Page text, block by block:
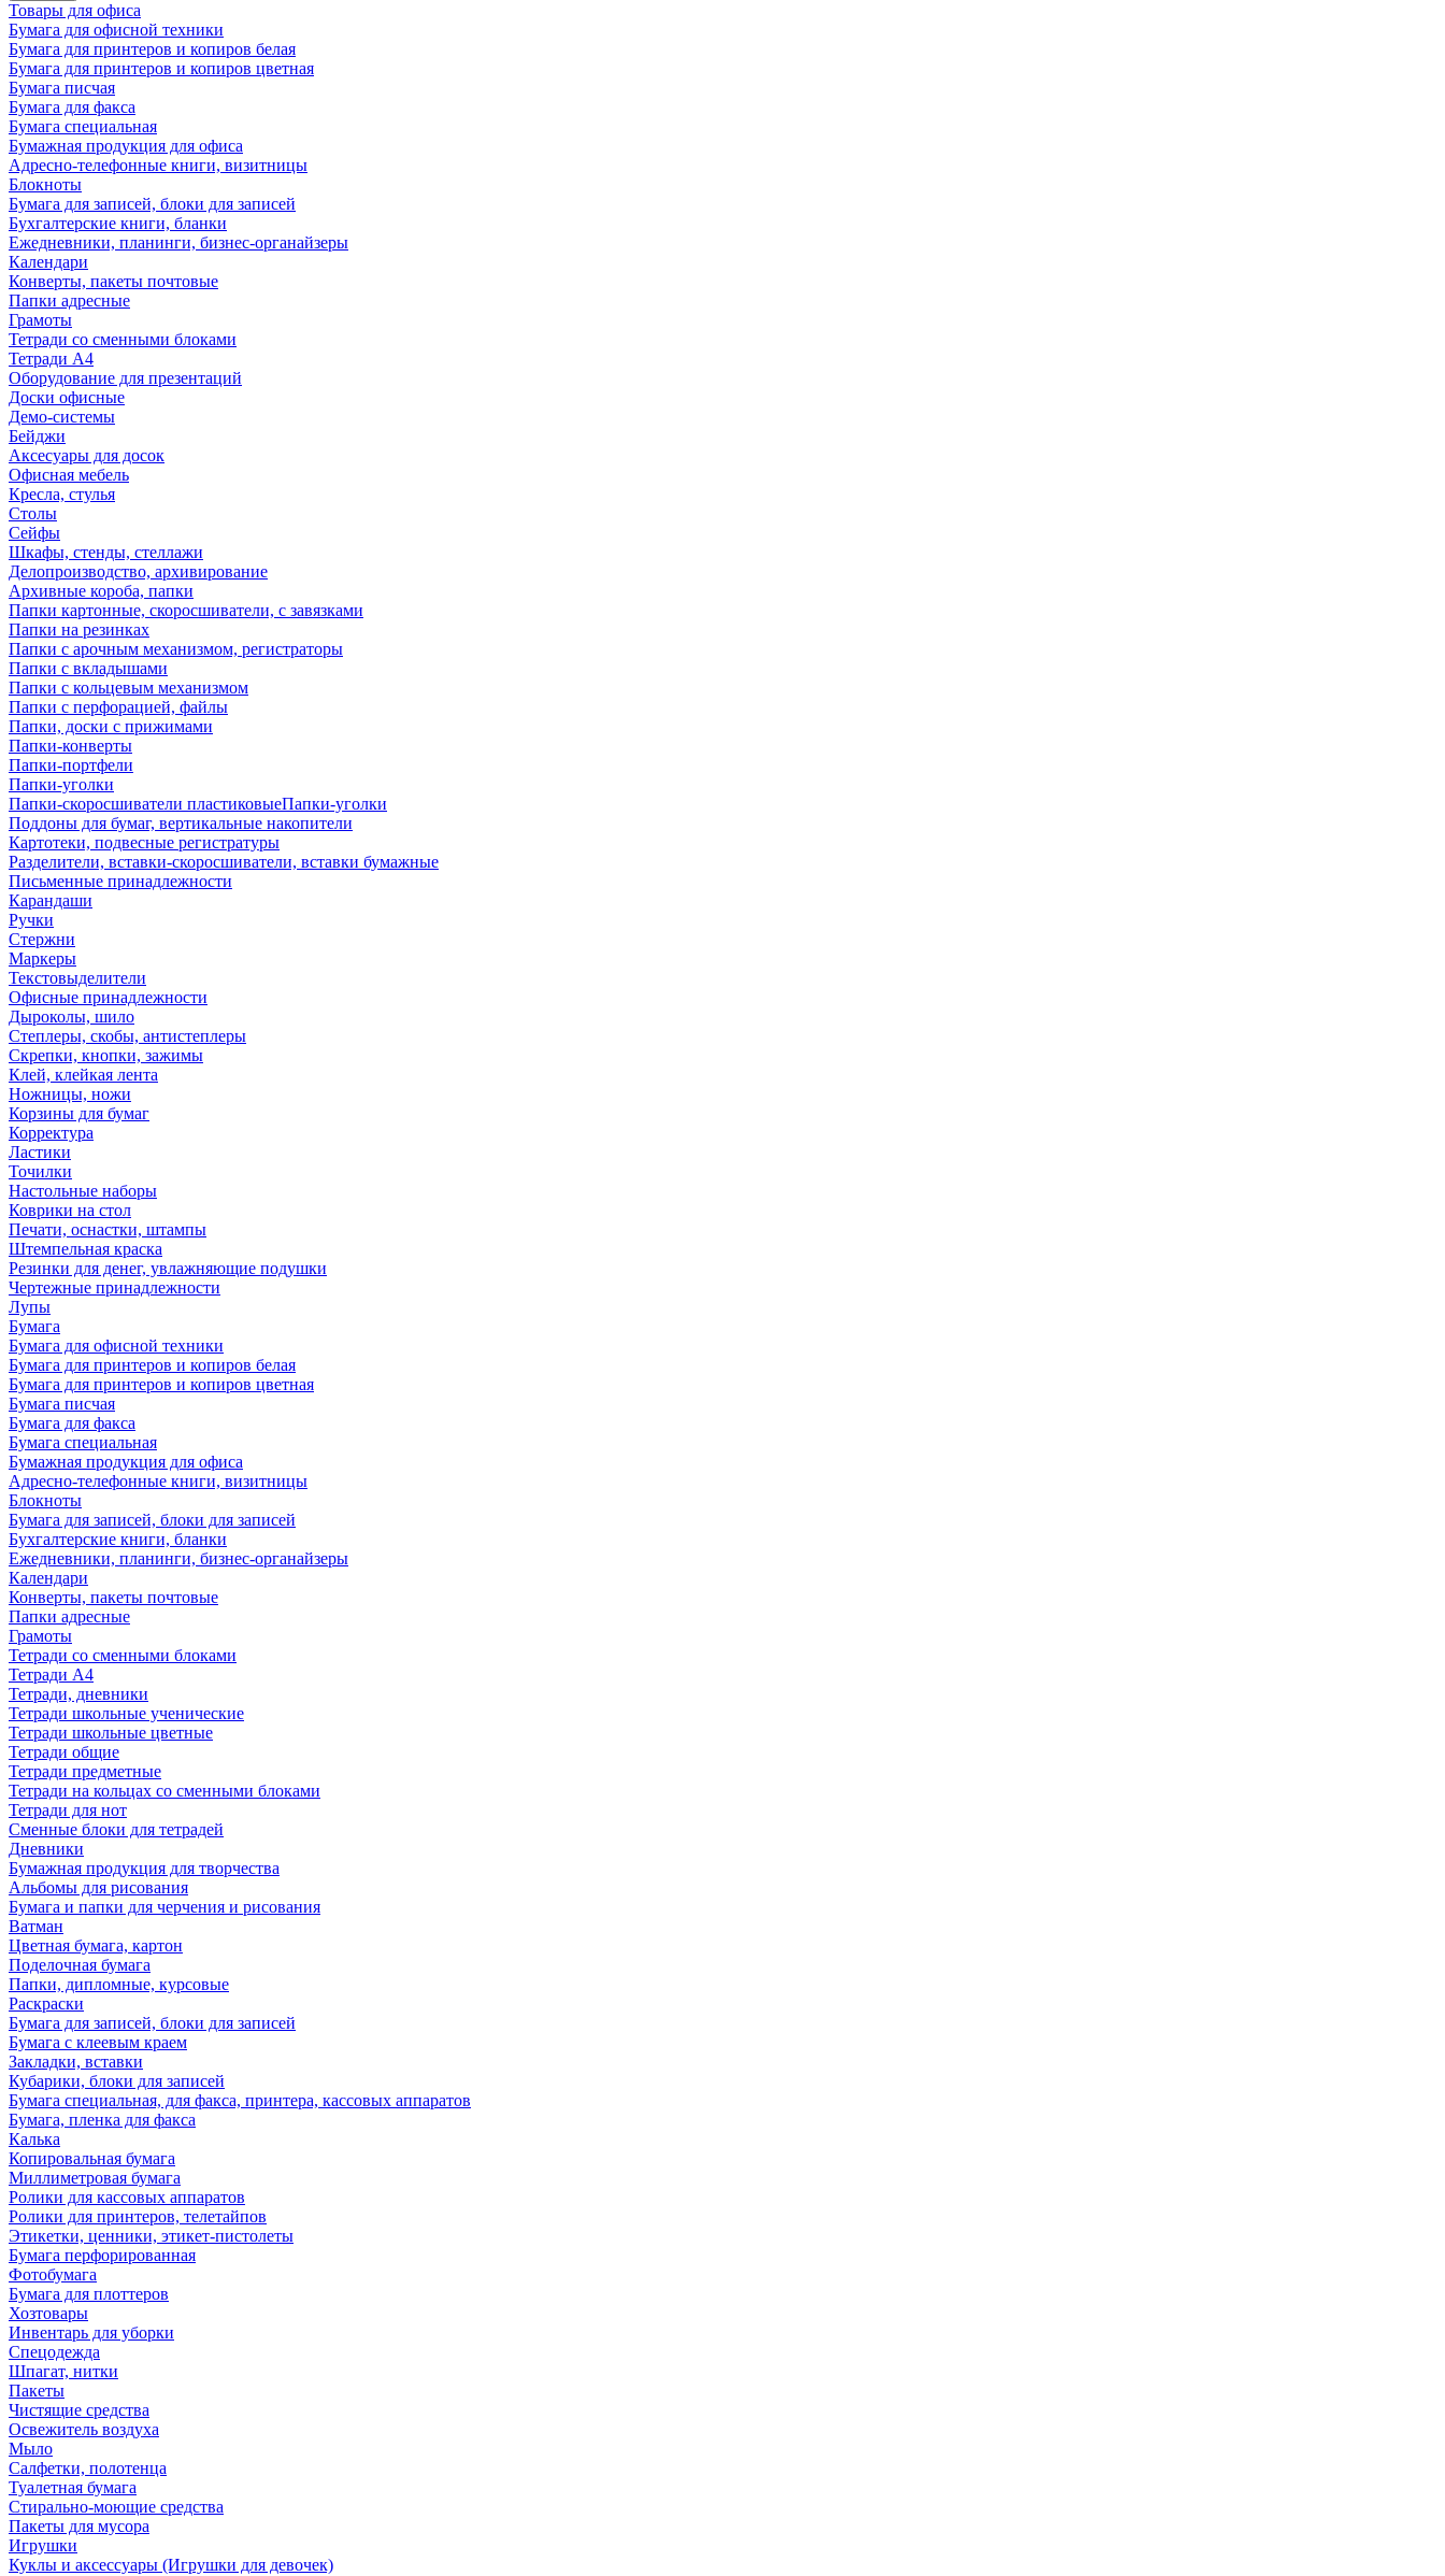
Товары для офиса
Бумага для офисной техники
Бумага для принтеров и копиров белая
Бумага для принтеров и копиров цветная
Бумага писчая
Бумага для факса
Бумага специальная
Бумажная продукция для офиса
Адресно-телефонные книги, визитницы
Блокноты
Бумага для записей, блоки для записей
Бухгалтерские книги, бланки
Ежедневники, планинги, бизнес-органайзеры
Календари
Конверты, пакеты почтовые
Папки адресные
Грамоты
Тетради со сменными блоками
Тетради А4
Оборудование для презентаций
Доски офисные
Демо-системы
Бейджи
Аксесуары для досок
Офисная мебель
Кресла, стулья
Столы
Сейфы
Шкафы, стенды, стеллажи
Делопроизводство, архивирование
Архивные короба, папки
Папки картонные, скоросшиватели, с завязками
Папки на резинках
Папки с арочным механизмом, регистраторы
Папки с вкладышами
Папки с кольцевым механизмом
Папки с перфорацией, файлы
Папки, доски с прижимами
Папки-конверты
Папки-портфели
Папки-уголки
Папки-скоросшиватели пластиковыеПапки-уголки
Поддоны для бумаг, вертикальные накопители
Картотеки, подвесные регистратуры
Разделители, вставки-скоросшиватели, вставки бумажные
Письменные принадлежности
Карандаши
Ручки
Стержни
Маркеры
Текстовыделители
Офисные принадлежности
Дыроколы, шило
Степлеры, скобы, антистеплеры
Скрепки, кнопки, зажимы
Клей, клейкая лента
Ножницы, ножи
Корзины для бумаг
Корректура
Ластики
Точилки
Настольные наборы
Коврики на стол
Печати, оснастки, штампы
Штемпельная краска
Резинки для денег, увлажняющие подушки
Чертежные принадлежности
Лупы
Бумага
Бумага для офисной техники
Бумага для принтеров и копиров белая
Бумага для принтеров и копиров цветная
Бумага писчая
Бумага для факса
Бумага специальная
Бумажная продукция для офиса
Адресно-телефонные книги, визитницы
Блокноты
Бумага для записей, блоки для записей
Бухгалтерские книги, бланки
Ежедневники, планинги, бизнес-органайзеры
Календари
Конверты, пакеты почтовые
Папки адресные
Грамоты
Тетради со сменными блоками
Тетради А4
Тетради, дневники
Тетради школьные ученические
Тетради школьные цветные
Тетради общие
Тетради предметные
Тетради на кольцах со сменными блоками
Тетради для нот
Сменные блоки для тетрадей
Дневники
Бумажная продукция для творчества
Альбомы для рисования
Бумага и папки для черчения и рисования
Ватман
Цветная бумага, картон
Поделочная бумага
Папки, дипломные, курсовые
Раскраски
Бумага для записей, блоки для записей
Бумага с клеевым краем
Закладки, вставки
Кубарики, блоки для записей
Бумага специальная, для факса, принтера, кассовых аппаратов
Бумага, пленка для факса
Калька
Копировальная бумага
Миллиметровая бумага
Ролики для кассовых аппаратов
Ролики для принтеров, телетайпов
Этикетки, ценники, этикет-пистолеты
Бумага перфорированная
Фотобумага
Бумага для плоттеров
Хозтовары
Инвентарь для уборки
Спецодежда
Шпагат, нитки
Пакеты
Чистящие средства
Освежитель воздуха
Мыло
Салфетки, полотенца
Туалетная бумага
Стирально-моющие средства
Пакеты для мусора
Игрушки
Куклы и аксессуары (Игрушки для девочек)